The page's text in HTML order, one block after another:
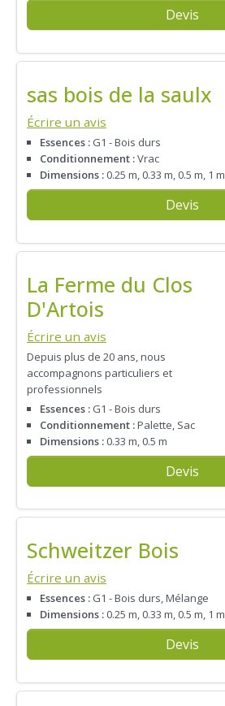
Devis
sas bois de la saulx
Écrire un avis
Essences : G1 - Bois durs
Conditionnement :Vrac
Dimensions : 0.25 m, 0.33 m, 0.5 m, 1 m
Devis
La Ferme du Clos
D'Artois
Écrire un avis
Depuis plus de 20 ans, nous
accompagnons particuliers et
professionnels
Essences : G1 - Bois durs
Conditionnement :Palette, Sac
Dimensions : 0.33 m, 0.5 m
Devis
Schweitzer Bois
Écrire un avis
Essences : G1 - Bois durs, Mélange
Dimensions : 0.25 m, 0.33 m, 0.5 m, 1 m
Devis